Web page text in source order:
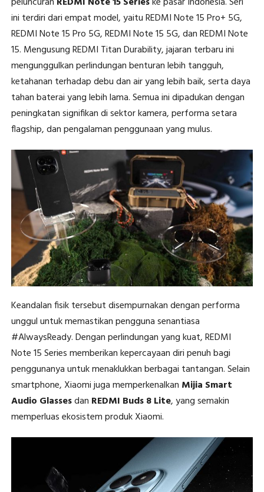
ini terdiri dari empat model, yaitu REDMI Note 15 Pro+ 5G,
REDMI Note 15 Pro 5G, REDMI Note 15 5G, dan REDMI Note
15. Mengusung REDMI Titan Durability, jajaran terbaru ini
mengunggulkan perlindungan benturan lebih tangguh,
ketahanan terhadap debu dan air yang lebih baik, serta daya
tahan baterai yang lebih lama. Semua ini dipadukan dengan
peningkatan signifikan di sektor kamera, performa setara
flagship, dan pengalaman penggunaan yang mulus.
Keandalan fisik tersebut disempurnakan dengan performa
unggul untuk memastikan pengguna senantiasa
#AlwaysReady. Dengan perlindungan yang kuat, REDMI
Note 15 Series memberikan kepercayaan diri penuh bagi
penggunanya untuk menaklukkan berbagai tantangan. Selain
smartphone, Xiaomi juga memperkenalkan Mijia Smart
Audio Glassesdan REDMI Buds 8 Lite, yang semakin
memperluas ekosistem produk Xiaomi.